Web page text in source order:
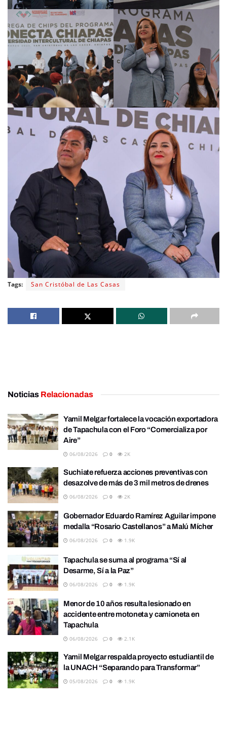
Tags: San Cristóbal de Las Casas
Noticias Relacionadas
Yamil Melgar fortalece la vocación exportadora
de Tapachula con el Foro “Comercializa por
Aire”
06/08/2026 0 2K
Suchiate refuerza acciones preventivas con
desazolve de más de 3 mil metros de drenes
06/08/2026 0 2K
Gobernador Eduardo Ramírez Aguilar impone
medalla “Rosario Castellanos” a Malú Mícher
06/08/2026 0 1.9K
Tapachula se suma al programa “Sí al
Desarme, Sí a la Paz”
06/08/2026 0 1.9K
Menor de 10 años resulta lesionado en
accidente entre motoneta y camioneta en
Tapachula
06/08/2026 0 2.1K
Yamil Melgar respalda proyecto estudiantil de
la UNACH “Separando para Transformar”
05/08/2026 0 1.9K